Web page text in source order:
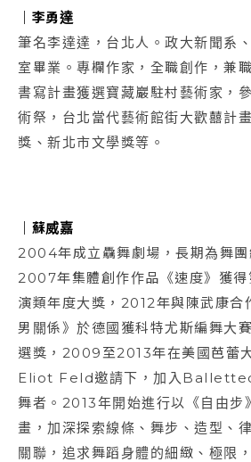
李勇達
筆名李達達，台北人。政大新聞系
室畢業。專欄作家，全職創作，兼
書寫計畫獲選寶藏巖駐村藝術家，
術祭，台北當代藝術館街大歡囍計
獎、新北市文學獎等。
蘇威嘉
2004年成立驫舞劇場，長期為舞團
2007年集體創作作品《速度》獲得
演類年度大獎，2012年與陳武康合
男關係》於德國獲科特尤斯編舞大
選獎，2009至2013年在美國芭蕾
Eliot Feld邀請下，加入
舞者。2013年開始進行以《自由步
畫，加深探索線條、舞步、造型、
關聯，追求舞蹈身體的細緻、極限